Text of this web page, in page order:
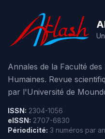
Annales de la Faculté
Humaines. Revue
par l'Université de
ISSN: 2304-1056
eISSN: 2707-6830
Périodicité: 3 numéros par an